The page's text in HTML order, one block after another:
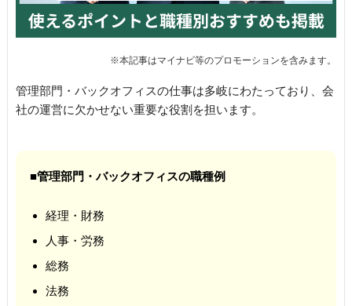
管理部門・バックオフィスの仕事は多岐にわたっており、会
社の運営に欠かせない重要な役割を担います。
■管理部門・バックオフィスの職種例
経理・財務
人事・労務
総務
法務